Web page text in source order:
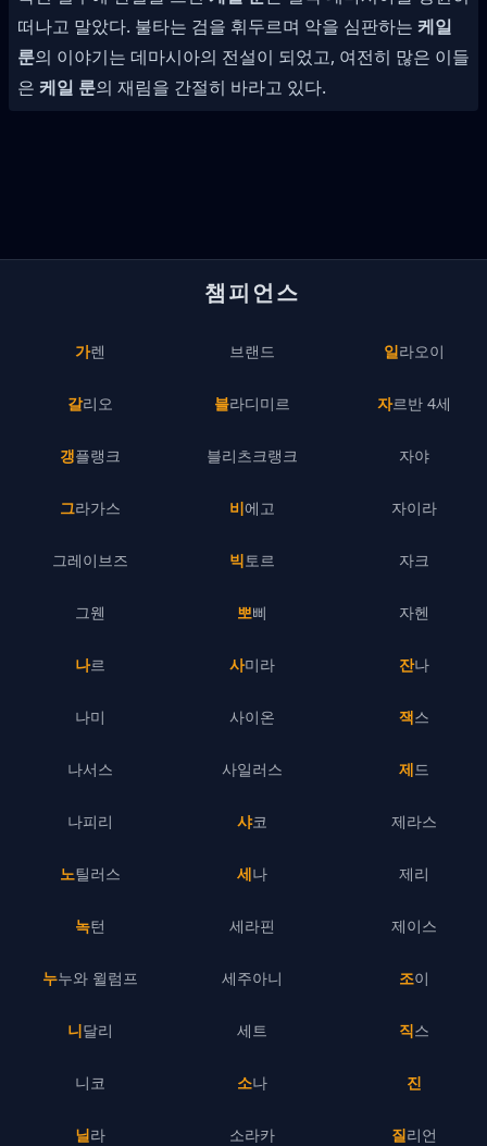
떠나고 말았다. 불타는 검을 휘두르며 악을 심판하는 케일
룬의 이야기는 데마시아의 전설이 되었고, 여전히 많은 이들
은 케일 룬의 재림을 간절히 바라고 있다.
챔피언스
가렌
갈리오
갱플랭크
그라가스
그레이브즈
그웬
나르
나미
나서스
나피리
노틸러스
녹턴
누누와 윌럼프
니달리
니코
닐라
브랜드
블라디미르
블리츠크랭크
비에고
빅토르
뽀삐
사미라
사이온
사일러스
샤코
세나
세라핀
세주아니
세트
소나
소라카
일라오이
자르반 4세
자야
자이라
자크
자헨
잔나
잭스
제드
제라스
제리
제이스
조이
직스
진
질리언